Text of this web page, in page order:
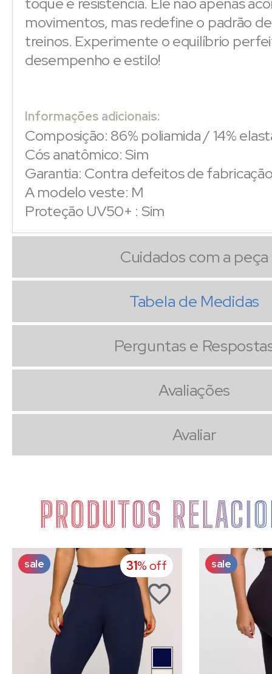
movimentos, mas redefine o padrão
treinos. Experimente o equilíbrio
desempenho e estilo!
Informações adicionais:
Composição: 86% poliamida / 14%
Cós anatômico: Sim
Garantia: Contra defeitos de
A modelo veste: M
Proteção UV50+ : Sim
Cuidados com a peça
Tabela de Medidas
Perguntas e
Avaliações
Avaliar
PRODUTOS
sale 31% off sale